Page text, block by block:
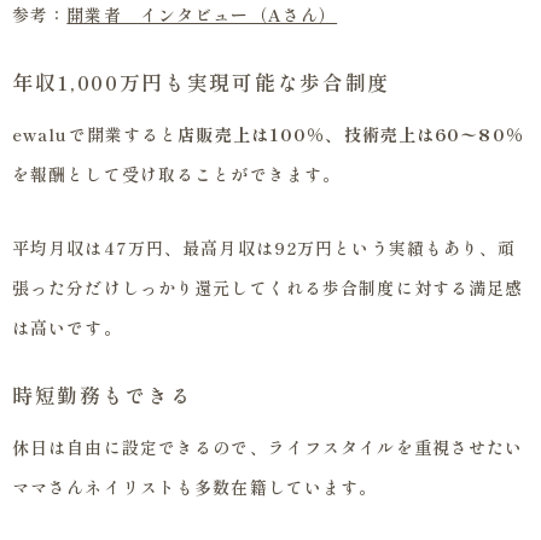
参考： 開業者 インタビュー（Aさん）
年収1,000万円も実現可能な歩合制度
ewaluで開業すると 店販売上は100％、技術売上は60〜80％
を報酬として受け取ることができます。
平均月収は47万円、最高月収は92万円という実績もあり、頑
張った分だけしっかり還元してくれる歩合制度に対する満足感
は高いです。
時短勤務もできる
休日は自由に設定できるので、ライフスタイルを重視させたい
ママさんネイリストも多数在籍しています。